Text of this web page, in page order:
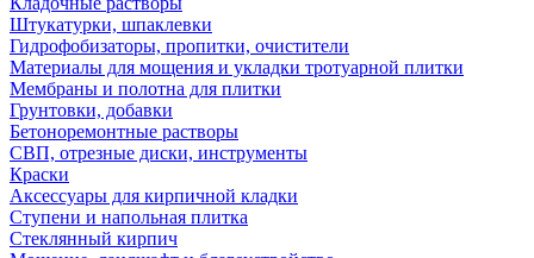
Штукатурки, шпаклевки
Гидрофобизаторы, пропитки, очистители
Материалы для мощения и укладки тротуарной плитки
Мембраны и полотна для плитки
Грунтовки, добавки
Бетоноремонтные растворы
СВП, отрезные диски, инструменты
Краски
Аксессуары для кирпичной кладки
Ступени и напольная плитка
Cтеклянный кирпич